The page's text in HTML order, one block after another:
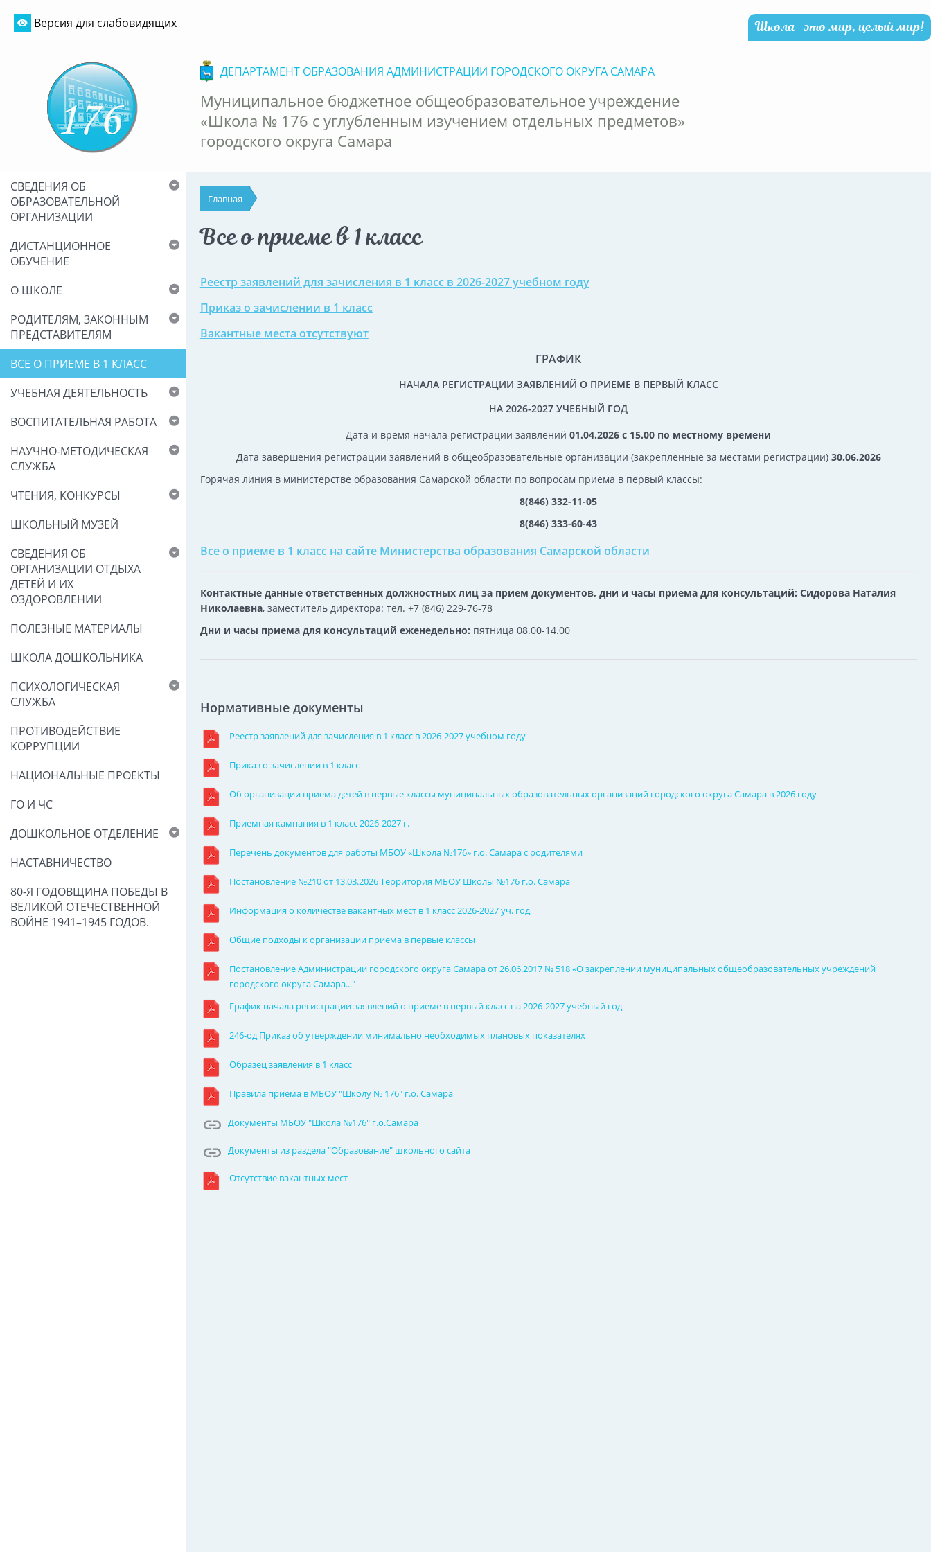
Версия для слабовидящих Школа -это мир, целый мир!
ДЕПАРТАМЕНТ ОБРАЗОВАНИЯ АДМИНИСТРАЦИИ ГОРОДСКОГО ОКРУГА САМАРА
Муниципальное бюджетное общеобразовательное учреждение
«Школа № 176 с углубленным изучением отдельных предметов»
городского округа Самара
СВЕДЕНИЯ ОБ
ОБРАЗОВАТЕЛЬНОЙ
ОРГАНИЗАЦИИ
ДИСТАНЦИОННОЕ
ОБУЧЕНИЕ
О ШКОЛЕ
РОДИТЕЛЯМ, ЗАКОННЫМ
ПРЕДСТАВИТЕЛЯМ
ВСЕ О ПРИЕМЕ В 1 КЛАСС
УЧЕБНАЯ ДЕЯТЕЛЬНОСТЬ
ВОСПИТАТЕЛЬНАЯ РАБОТА
НАУЧНО-МЕТОДИЧЕСКАЯ
СЛУЖБА
ЧТЕНИЯ, КОНКУРСЫ
ШКОЛЬНЫЙ МУЗЕЙ
СВЕДЕНИЯ ОБ
ОРГАНИЗАЦИИ ОТДЫХА
ДЕТЕЙ И ИХ
ОЗДОРОВЛЕНИИ
ПОЛЕЗНЫЕ МАТЕРИАЛЫ
ШКОЛА ДОШКОЛЬНИКА
ПСИХОЛОГИЧЕСКАЯ
СЛУЖБА
ПРОТИВОДЕЙСТВИЕ
КОРРУПЦИИ
НАЦИОНАЛЬНЫЕ ПРОЕКТЫ
ГО И ЧС
ДОШКОЛЬНОЕ ОТДЕЛЕНИЕ
НАСТАВНИЧЕСТВО
80-Я ГОДОВЩИНА ПОБЕДЫ В
ВЕЛИКОЙ ОТЕЧЕСТВЕННОЙ
ВОЙНЕ 1941–1945 ГОДОВ.
Главная
Все о приеме в 1 класс
Реестр заявлений для зачисления в 1 класс в 2026-2027 учебном году
Приказ о зачислении в 1 класс
Вакантные места отсутствуют
ГРАФИК
НАЧАЛА РЕГИСТРАЦИИ ЗАЯВЛЕНИЙ О ПРИЕМЕ В ПЕРВЫЙ КЛАСС
НА 2026-2027 УЧЕБНЫЙ ГОД
Дата и время начала регистрации заявлений01.04.2026 с 15.00 по местному времени
Дата завершения регистрации заявлений в общеобразовательные организации (закрепленные за местами регистрации) 30.06.2026
Горячая линия в министерстве образования Самарской области по вопросам приема в первый классы:
8(846) 332-11-05
8(846) 333-60-43
Все о приеме в 1 класс на сайте Министерства образования Самарской области
Контактные данные ответственных должностных лиц за прием документов, дни и часы приема для консультаций: Сидорова Наталия
Николаевна, заместитель директора: тел. +7 (846) 229-76-78
Дни и часы приема для консультаций еженедельно: пятница 08.00-14.00
Нормативные документы
Реестр заявлений для зачисления в 1 класс в 2026-2027 учебном году
Приказ о зачислении в 1 класс
Об организации приема детей в первые классы муниципальных образовательных организаций городского округа Самара в 2026 году
Приемная кампания в 1 класс 2026-2027 г.
Перечень документов для работы МБОУ «Школа №176» г.о. Самара с родителями
Постановление №210 от 13.03.2026 Территория МБОУ Школы №176 г.о. Самара
Информация о количестве вакантных мест в 1 класс 2026-2027 уч. год
Общие подходы к организации приема в первые классы
Постановление Администрации городского округа Самара от 26.06.2017 № 518 «О закреплении муниципальных общеобразовательных учреждений
городского округа Самара..."
График начала регистрации заявлений о приеме в первый класс на 2026-2027 учебный год
246-од Приказ об утверждении минимально необходимых плановых показателях
Образец заявления в 1 класс
Правила приема в МБОУ "Школу № 176" г.о. Самара
Документы МБОУ "Школа №176" г.о.Самара
Документы из раздела "Образование" школьного сайта
Отсутствие вакантных мест